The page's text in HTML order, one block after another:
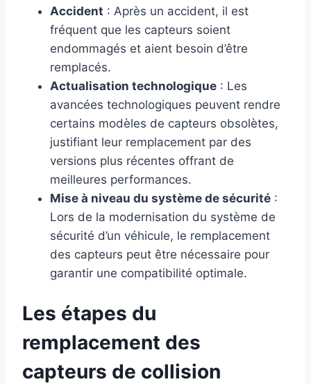
Accident : Après un accident, il est
fréquent que les capteurs soient
endommagés et aient besoin d’être
remplacés.
Actualisation technologique : Les
avancées technologiques peuvent rendre
certains modèles de capteurs obsolètes,
justifiant leur remplacement par des
versions plus récentes offrant de
meilleures performances.
Mise à niveau du système de sécurité :
Lors de la modernisation du système de
sécurité d’un véhicule, le remplacement
des capteurs peut être nécessaire pour
garantir une compatibilité optimale.
Les étapes du
remplacement des
capteurs de collision